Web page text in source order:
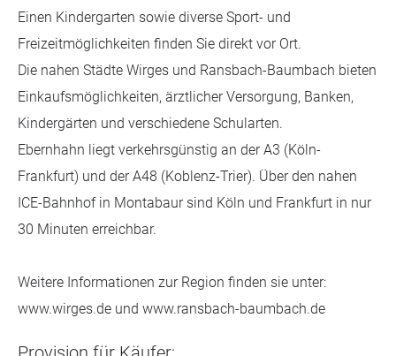
Einen Kindergarten sowie diverse Sport- und
Freizeitmöglichkeiten finden Sie direkt vor Ort.
Die nahen Städte Wirges und Ransbach-Baumbach bieten
Einkaufsmöglichkeiten, ärztlicher Versorgung, Banken,
Kindergärten und verschiedene Schularten.
Ebernhahn liegt verkehrsgünstig an der A3 (Köln-
Frankfurt) und der A48 (Koblenz-Trier). Über den nahen
ICE-Bahnhof in Montabaur sind Köln und Frankfurt in nur
30 Minuten erreichbar.
Weitere Informationen zur Region finden sie unter:
www.wirges.de und www.ransbach-baumbach.de